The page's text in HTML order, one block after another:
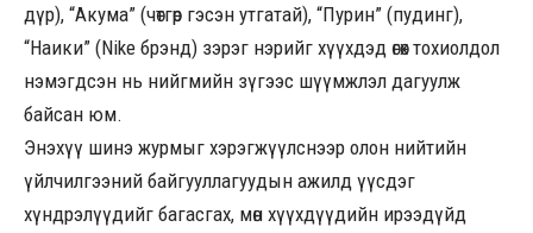
дүр), “Акума” (чөтгөр гэсэн утгатай), “Пурин” (пудинг),
“Наики” (Nike брэнд) зэрэг нэрийг хүүхдэд өгөх тохиолдол
нэмэгдсэн нь нийгмийн зүгээс шүүмжлэл дагуулж
байсан юм.
Энэхүү шинэ журмыг хэрэгжүүлснээр олон нийтийн
үйлчилгээний байгууллагуудын ажилд үүсдэг
хүндрэлүүдийг багасгах, мөн хүүхдүүдийн ирээдүйд